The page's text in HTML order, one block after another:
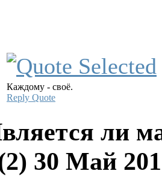
Каждому - своё.
Reply Quote
ли
30 Май